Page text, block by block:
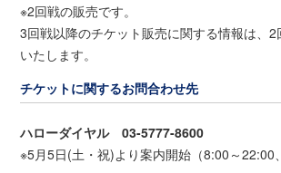
※2回戦の販売です。
3回戦以降のチケット販売に関する情報は、
いたします。
チケットに関するお問合わせ先
ハローダイヤル 03-5777-8600
※5月5日(土・祝)より案内開始（8:00～22:00